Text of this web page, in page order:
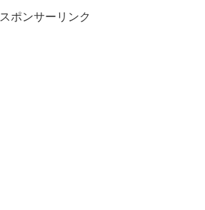
スポンサーリンク